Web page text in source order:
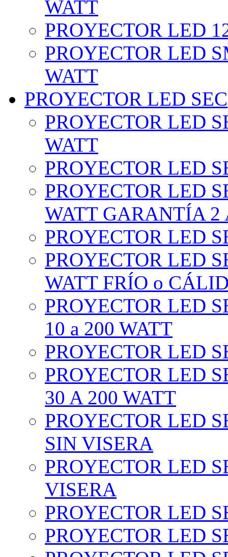
WATT
PROYECTOR LED
PROYECTOR LED
WATT
PROYECTOR LED SEC
PROYECTOR LED
WATT
PROYECTOR LED
PROYECTOR LED
WATT GARANTÍA 2
PROYECTOR LED
PROYECTOR LED
WATT FRÍO o
PROYECTOR LED
10 a 200 WATT
PROYECTOR LED
PROYECTOR LED
30 A 200 WATT
PROYECTOR LED
SIN VISERA
PROYECTOR LED
VISERA
PROYECTOR LED
PROYECTOR LED